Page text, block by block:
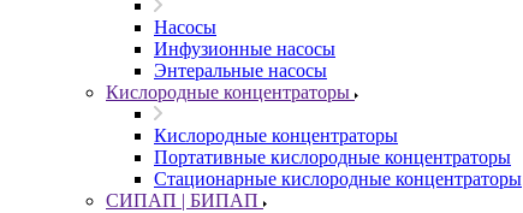
Насосы
Инфузионные насосы
Энтеральные насосы
Кислородные концентраторы
Кислородные концентраторы
Портативные кислородные концентраторы
Стационарные кислородные концентраторы
СИПАП | БИПАП